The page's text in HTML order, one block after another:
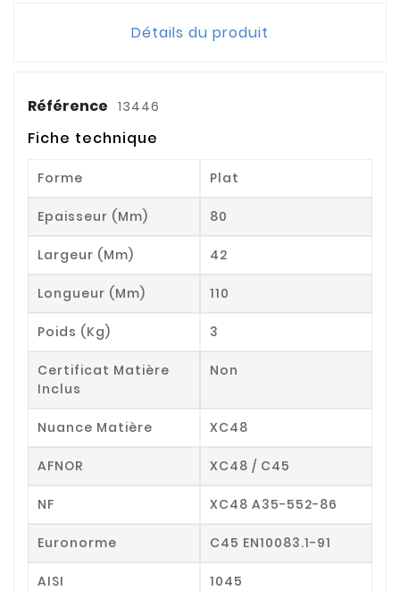
Détails du produit
Référence 13446
Fiche technique
Forme Plat
Epaisseur (mm) 80
Largeur (mm) 42
Longueur (mm) 110
Poids (kg) 3
Certificat Matière
Inclus
Non
Nuance Matière XC48
AFNOR XC48 / C45
NF XC48 A35-552-86
Euronorme C45 EN10083.1-91
AISI 1045